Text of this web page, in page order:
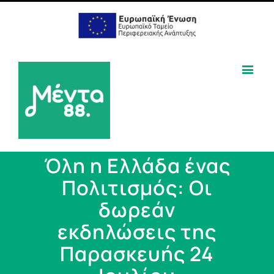
Όλη η Ελλάδα ένας
Πολιτισμός: Oι
δωρεάν
εκδηλώσεις της
Παρασκευής 24